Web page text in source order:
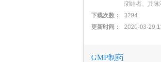
阴结者、其
下载次数：
3294
更新时间：
2020-03-29
GMP制药